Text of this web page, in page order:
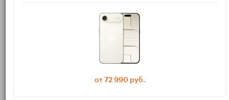
постепенно сокращает поддержку старых Intel‑Mac, а
требования к производительности программ и сайтов
MacBook Air M4 — это уже поколение на чипах Apple
от 72 990 руб.